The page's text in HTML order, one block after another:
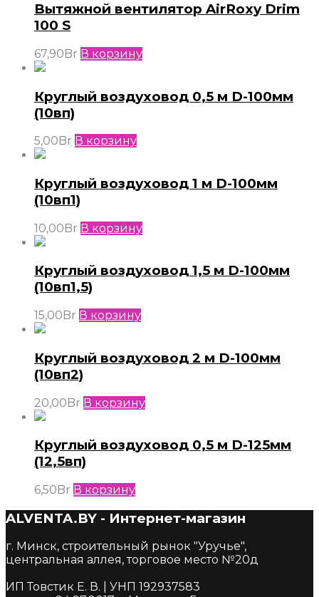
Вытяжной вентилятор AirRoxy Drim
100 S
67,90Br В корзину
Круглый воздуховод 0,5 м D-100мм
(10вп)
5,00 Br В корзину
Круглый воздуховод 1 м D-100мм
(10вп1)
10,00Br В корзину
Круглый воздуховод 1,5 м D-100мм
(10вп1,5)
15,00Br В корзину
Круглый воздуховод 2 м D-100мм
(10вп2)
20,00Br В корзину
Круглый воздуховод 0,5 м D-125мм
(12,5вп)
6,50Br В корзину
ALVENTA.BY - Интернет-магазин
г. Минск, строительный рынок "Уручье",
центральная аллея, торговое место №20д
ИП Товстик Е. В. | УНП 192937583